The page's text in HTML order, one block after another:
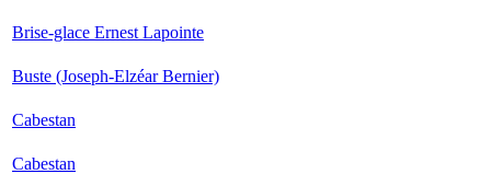
Brise-glace Ernest Lapointe
Buste (Joseph-Elzéar Bernier)
Cabestan
Cabestan